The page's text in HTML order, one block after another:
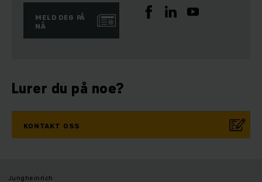
MELD DEG PÅ
NÅ
Lurer du på noe?
KONTAKT OSS
Jungheinrich